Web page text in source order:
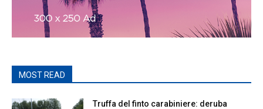
MOST READ
Truffa del finto carabiniere: deruba